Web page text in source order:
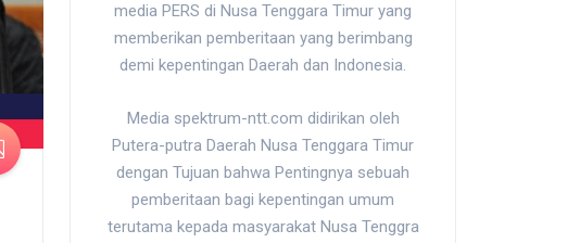
media PERS di Nusa Tenggara Timur yang
memberikan pemberitaan yang berimbang
demi kepentingan Daerah dan Indonesia.
Media spektrum-ntt.com didirikan oleh
Putera-putra Daerah Nusa Tenggara Timur
dengan Tujuan bahwa Pentingnya sebuah
pemberitaan bagi kepentingan umum
terutama kepada masyarakat Nusa Tenggra